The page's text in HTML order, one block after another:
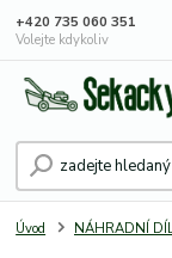
+420 735 060 351
Volejte kdykoliv
Úvod NÁHRADNÍ